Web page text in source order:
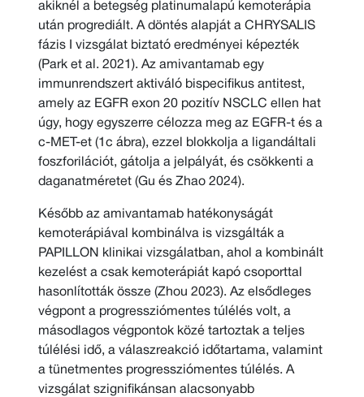
akiknél a betegség platinumalapú kemoterápia
után progrediált. A döntés alapját a CHRYSALIS
fázis I vizsgálat biztató eredményei képezték
(Park et al. 2021). Az amivantamab egy
immunrendszert aktiváló bispecifikus antitest,
amely az EGFR exon 20 pozitív NSCLC ellen hat
úgy, hogy egyszerre célozza meg az EGFR-t és a
c-MET-et (1c ábra), ezzel blokkolja a ligandáltali
foszforilációt, gátolja a jelpályát, és csökkenti a
daganatméretet (Gu és Zhao 2024).
Később az amivantamab hatékonyságát
kemoterápiával kombinálva is vizsgálták a
PAPILLON klinikai vizsgálatban, ahol a kombinált
kezelést a csak kemoterápiát kapó csoporttal
hasonlították össze (Zhou 2023). Az elsődleges
végpont a progressziómentes túlélés volt, a
másodlagos végpontok közé tartoztak a teljes
túlélési idő, a válaszreakció időtartama, valamint
a tünetmentes progressziómentes túlélés. A
vizsgálat szignifikánsan alacsonyabb